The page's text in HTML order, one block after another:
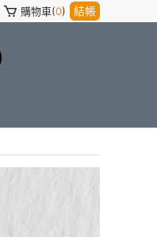
購物車(0) 結帳